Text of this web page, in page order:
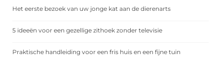
Het eerste bezoek van uw jonge kat aan de dierenarts
5 ideeën voor een gezellige zithoek zonder televisie
Praktische handleiding voor een fris huis en een fijne tuin